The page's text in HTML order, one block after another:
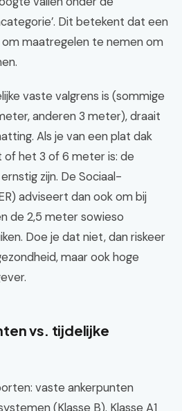
Dit betekent dat een
maatregelen te nemen om
vaste valgrens is (sommige
anderen 3 meter), draait
Als je van een plat dak
het 3 of 6 meter is: de
zijn. De Sociaal-
adviseert dan ook om bij
de 2,5 meter sowieso
Doe je dat niet, dan riskeer
maar ook hoge
vs. tijdelijke
vaste ankerpunten
(Klasse B). Klasse A1